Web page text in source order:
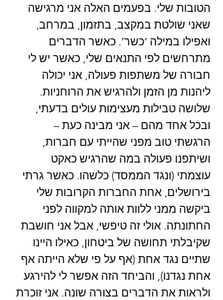
הטובות שלי. בפעמים האלה אני מרגישה
שאני שולטת במקצב, בתזמון, במרחב,
ואפילו במילה ‘כשר’. כאשר הדברים
מתרחשים לפי התנאים שלי, כאשר יש לי
חבורה של משתפות פעולה, אני יכולה
ליהנות מן הזמן ולהרגיש את הרוחניות.
שלושה טבילות מעצימות עולים בדעתי,
ובכל אחד מהם – אני מבינה כעת –
הרגשתי טוב מפני שהייתי עם חברות,
ושיתפנו פעולה במה שהרגיש כאקט
עוצמתי (ונגד הממסד) כלשהו. כאשר גרתי
בירושלים, אחת החברות הקרובות שלי
ביקשה ממני ללוות אותה למקווה לפני
החתונתה. אולי זה טיפשי, אבל אני חושבת
שקיבלתי תחושה של ביטחון, כאילו היינו
שתיים נגד אחת (אף על פי שלא הייתה אף
אחת נגדנו), והביחד הזה אפשר לי להירגע
ולראות את הדברים בצורה שונה. אני זוכרת